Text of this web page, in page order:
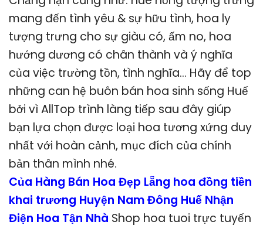
mang đến tình yêu & sự hữu tình, hoa ly
tượng trưng cho sự giàu có, ấm no, hoa
hướng dương có chân thành và ý nghĩa
của việc trường tồn, tình nghĩa… Hãy để top
những can hệ buôn bán hoa sinh sống Huế
bởi vì AllTop trình làng tiếp sau đây giúp
bạn lựa chọn được loại hoa tương xứng duy
nhất với hoàn cảnh, mục đích của chính
bản thân mình nhé.
Của Hàng Bán Hoa Đẹp Lẵng hoa đồng tiền
khai trương Huyện Nam Đông Huế Nhận
Điện Hoa Tận Nhà Shop hoa tuoi trực tuyến